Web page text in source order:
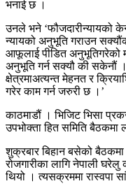
भनाई छ ।
उनले भने ‘फौजदारीन्यायको
न्यायको अनुभूति गराउन
आफूलाई पीडित अनुभूतिगरेको
अनुभूति गर्न सक्यौ की सकेनौं ।
क्षेत्रमाअत्यन्त मेहनत र
गरेर काम गर्न जरुरी छ ।’
काठमाडौं । भिजिट भिसा
उपभोक्ता हित समिति
शुक्रबार बिहान बसेको बैठकमा
रोजगारीका लागि नेपाली
थियो । त्यसक्रममा रास्वपा